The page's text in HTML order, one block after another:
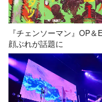
『チェンソーマン』OP＆
顔ぶれが話題に